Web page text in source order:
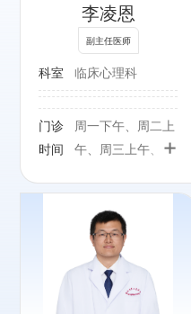
李凌恩
副主任医师
科室 临床心理科
门诊
时间
周一下午、周二上
午、周三上午、周
+
虑症、抑郁症的诊
疗及心理治疗。